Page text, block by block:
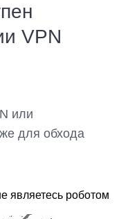
VPN
или
для обхода
являетесь роботом